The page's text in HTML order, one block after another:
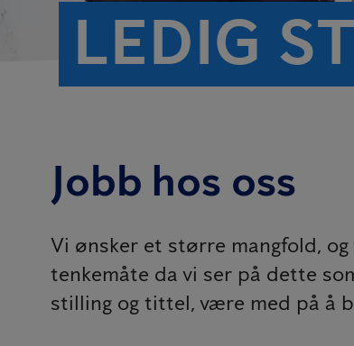
LEDIG
Jobb hos oss
Vi ønsker et større mangfold,
tenkemåte da vi ser på dette
stilling og tittel, være med på å